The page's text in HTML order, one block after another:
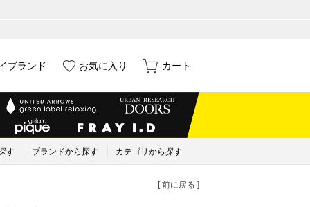
ブランド お気に入り カート
す ブランドから探す カテゴリから探す
[ 前に戻る ]